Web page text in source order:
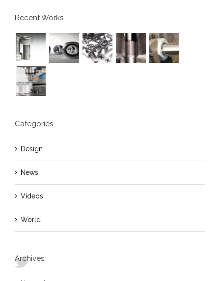
Recent Works
Categories
Design
News
Videos
World
Archives